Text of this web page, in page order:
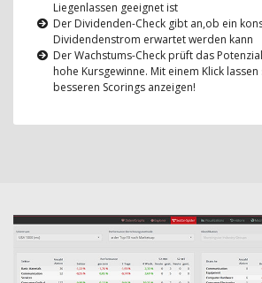
Liegenlassen geeignet ist
Der Dividenden-Check gibt an,ob ein
Dividendenstrom erwartet werden kann
Der Wachstums-Check prüft das
hohe Kursgewinne. Mit einem Klick
besseren Scorings anzeigen!